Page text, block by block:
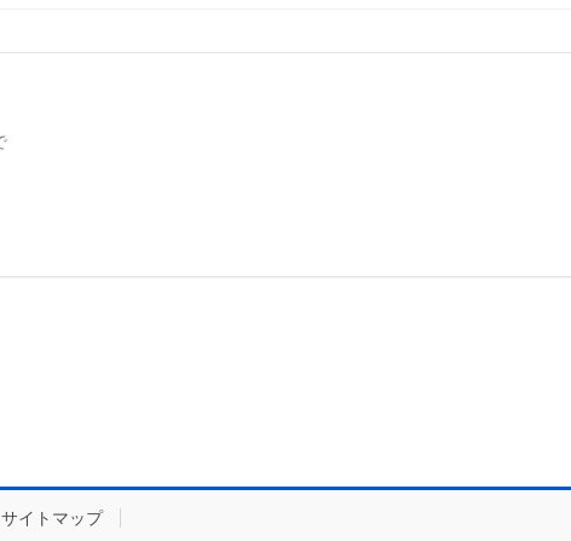
サイトマップ